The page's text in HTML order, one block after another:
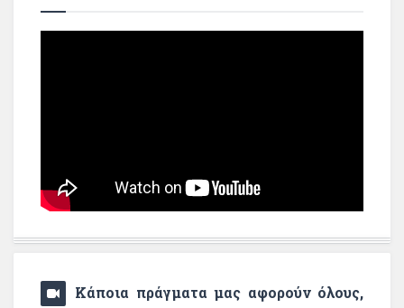
Κάποια πράγματα μας αφορούν όλους,